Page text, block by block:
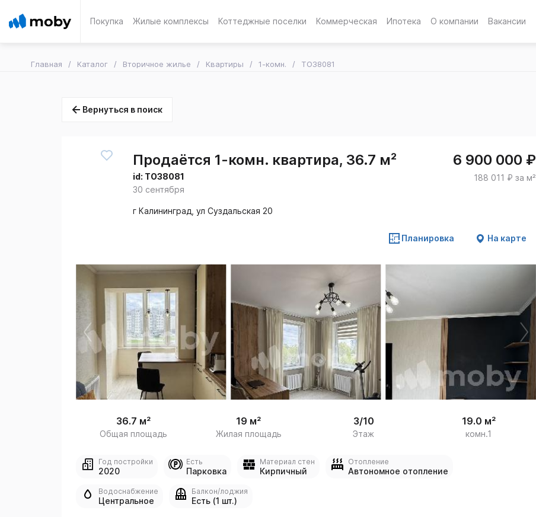
Покупка Жилые комплексы Коттеджные поселки Коммерческая Ипотека О компании Вакансии
Главная Каталог Вторичное жилье Квартиры 1-комн. TO38081
Вернуться в поиск
Продаётся 1-комн. квартира, 36.7 м²
id: TO38081
30 сентября
6 900 000 ₽
188 011 ₽ за м²
г Калининград, ул Суздальская 20
Планировка На карте
1
/
15
36.7 м²
Общая площадь
19 м²
Жилая площадь
3/10
Этаж
19.0 м²
комн.1
Год постройки
2020
Есть
Парковка
Материал стен
Кирпичный
Отопление
Автономное отопление
Водоснабжение
Центральное
Балкон/лоджия
Есть (1 шт.)